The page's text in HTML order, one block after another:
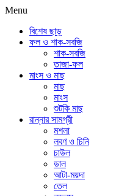
Menu
বিশেষ ছাড়
ফল ও শাক-সবজি
শাক-সবজি
তাজা-ফল
মাংস ও মাছ
মাছ
মাংস
শুটকি মাছ
রান্নার সামগ্রী
মশলা
লবণ ও চিনি
চাউল
ডাল
আটা-ময়দা
তেল